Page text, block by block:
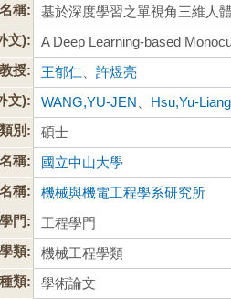
稱:
基於深度學習之單視角三維人
文):
A Deep Learning-based
授:
王郁仁 、許煜亮
文):
WANG,YU-JEN
Hsu,Yu-Liang
別:
碩士
稱:
國立中山大學
稱:
機械與機電工程學系研究所
學門:
工程學門
學類:
機械工程學類
類:
學術論文